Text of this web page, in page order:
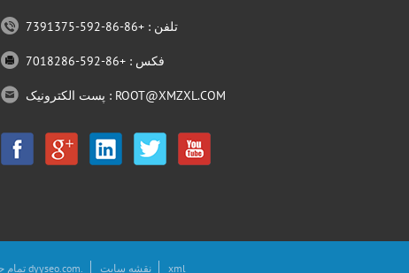
تلفن : +86-86-592-7391375
فکس : +86-592-7018286
پست الکترونیک : ROOT@XMZXL.COM
کپی رایت © 2026 XIAMEN ZHONGXINGLONG AIR CONDITIONING EQUIPMENT CO LTD.تمام حقوق محفوظ است. طراحی شده توسط dyyseo.com. نقشه سایت xml